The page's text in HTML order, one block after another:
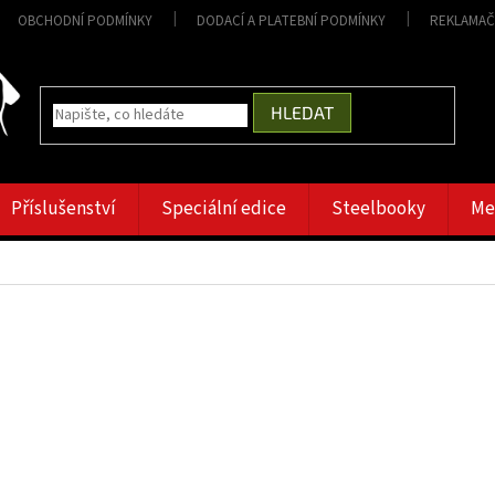
OBCHODNÍ PODMÍNKY DODACÍ A PLATEBNÍ PODMÍNKY
HLEDAT
Příslušenství Speciální edice Steelbooky